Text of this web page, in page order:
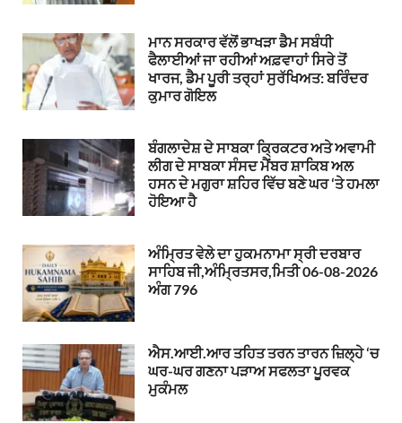
ਮਾਨ ਸਰਕਾਰ ਵੱਲੋਂ ਭਾਖੜਾ ਡੈਮ ਸਬੰਧੀ
ਫੈਲਾਈਆਂ ਜਾ ਰਹੀਆਂ ਅਫ਼ਵਾਹਾਂ ਸਿਰੇ ਤੋਂ
ਖਾਰਜ, ਡੈਮ ਪੂਰੀ ਤਰ੍ਹਾਂ ਸੁਰੱਖਿਅਤ: ਬਰਿੰਦਰ
ਕੁਮਾਰ ਗੋਇਲ
ਬੰਗਲਾਦੇਸ਼ ਦੇ ਸਾਬਕਾ ਕ੍ਰਿਕਟਰ ਅਤੇ ਅਵਾਮੀ
ਲੀਗ ਦੇ ਸਾਬਕਾ ਸੰਸਦ ਮੈਂਬਰ ਸ਼ਾਕਿਬ ਅਲ
ਹਸਨ ਦੇ ਮਗੁਰਾ ਸ਼ਹਿਰ ਵਿੱਚ ਬਣੇ ਘਰ ‘ਤੇ ਹਮਲਾ
ਹੋਇਆ ਹੈ
ਅੰਮ੍ਰਿਤ ਵੇਲੇ ਦਾ ਹੁਕਮਨਾਮਾ ਸ੍ਰੀ ਦਰਬਾਰ
ਸਾਹਿਬ ਜੀ,ਅੰਮ੍ਰਿਤਸਰ,ਮਿਤੀ 06-08-2026
ਅੰਗ 796
ਐਸ.ਆਈ.ਆਰ ਤਹਿਤ ਤਰਨ ਤਾਰਨ ਜ਼ਿਲ੍ਹੇ ‘ਚ
ਘਰ-ਘਰ ਗਣਨਾ ਪੜਾਅ ਸਫਲਤਾ ਪੂਰਵਕ
ਮੁਕੰਮਲ